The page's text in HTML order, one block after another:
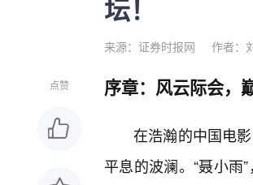
坛！
来源：证券时报网 作者：
点赞 序章：风云际会，
在浩瀚的中国电
平息的波澜。“聂小雨